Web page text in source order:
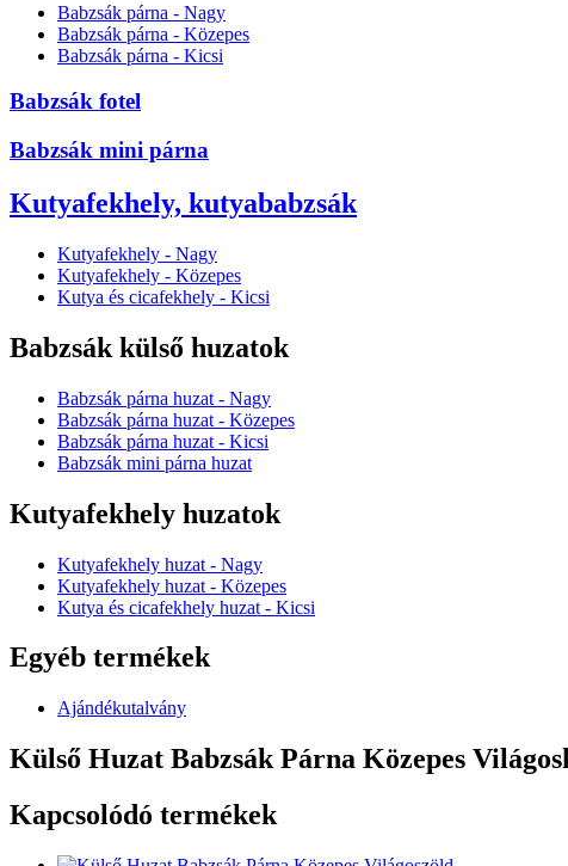
Babzsák párna - Nagy
Babzsák párna - Közepes
Babzsák párna - Kicsi
Babzsák fotel
Babzsák mini párna
Kutyafekhely, kutyababzsák
Kutyafekhely - Nagy
Kutyafekhely - Közepes
Kutya és cicafekhely - Kicsi
Babzsák külső huzatok
Babzsák párna huzat - Nagy
Babzsák párna huzat - Közepes
Babzsák párna huzat - Kicsi
Babzsák mini párna huzat
Kutyafekhely huzatok
Kutyafekhely huzat - Nagy
Kutyafekhely huzat - Közepes
Kutya és cicafekhely huzat - Kicsi
Egyéb termékek
Ajándékutalvány
Külső Huzat Babzsák Párna Közepes
Kapcsolódó termékek